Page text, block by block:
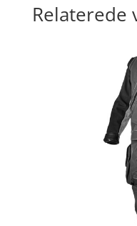
Relaterede